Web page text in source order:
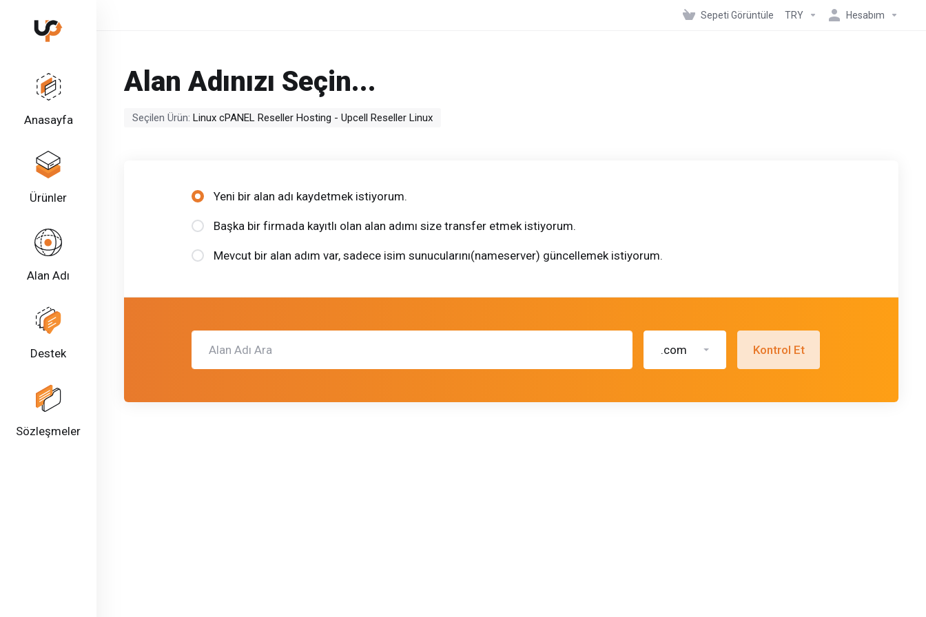
Anasayfa
Ürünler
Alan Adı
Destek
Sözleşmeler
Sepeti Görüntüle TRY Hesabım
Alan Adınızı Seçin...
Seçilen Ürün: Linux cPANEL Reseller Hosting - Upcell Reseller Linux
Yeni bir alan adı kaydetmek istiyorum.
Başka bir firmada kayıtlı olan alan adımı size transfer etmek istiyorum.
Mevcut bir alan adım var, sadece isim sunucularını(nameserver) güncellemek istiyorum.
.com Kontrol Et